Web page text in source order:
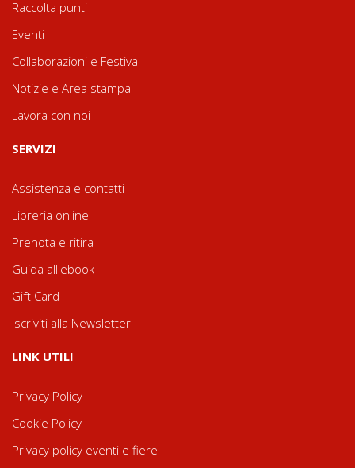
Raccolta punti
Eventi
Collaborazioni e Festival
Notizie e Area stampa
Lavora con noi
SERVIZI
Assistenza e contatti
Libreria online
Prenota e ritira
Guida all'ebook
Gift Card
Iscriviti alla Newsletter
LINK UTILI
Privacy Policy
Cookie Policy
Privacy policy eventi e fiere